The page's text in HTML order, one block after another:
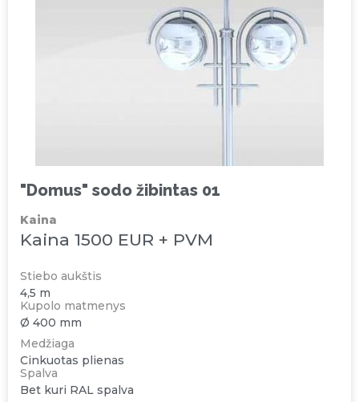
"Domus" sodo žibintas 01
Kaina
Kaina 1500 EUR + PVM
Stiebo aukštis
4,5 m
Kupolo matmenys
Ø 400 mm
Medžiaga
Cinkuotas plienas
Spalva
Bet kuri RAL spalva